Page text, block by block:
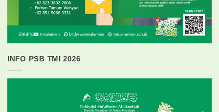
INFO PSB TMI 2026